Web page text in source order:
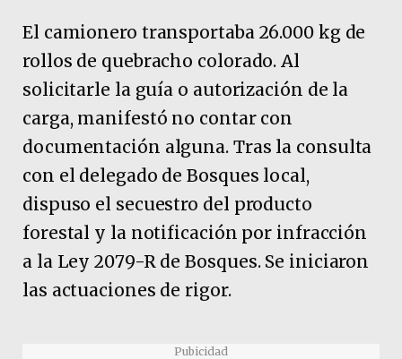
El camionero transportaba 26.000 kg de
rollos de quebracho colorado. Al
solicitarle la guía o autorización de la
carga, manifestó no contar con
documentación alguna. Tras la consulta
con el delegado de Bosques local,
dispuso el secuestro del producto
forestal y la notificación por infracción
a la Ley 2079-R de Bosques. Se iniciaron
las actuaciones de rigor.
Pubicidad